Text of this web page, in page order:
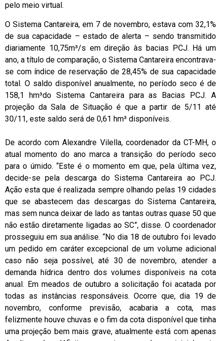
pelo meio virtual.
O Sistema Cantareira, em 7 de novembro, estava com 32,1%
de sua capacidade – estado de alerta – sendo transmitido
diariamente 10,75m³/s em direção às bacias PCJ. Há um
ano, a título de comparação, o Sistema Cantareira encontrava-
se com índice de reservação de 28,45% de sua capacidade
total. O saldo disponível anualmente, no período seco é de
158,1 hm³do Sistema Cantareira para as Bacias PCJ. A
projeção da Sala de Situação é que a partir de 5/11 até
30/11, este saldo será de 0,61 hm³ disponíveis.
De acordo com Alexandre Vilella, coordenador da CT-MH, o
atual momento do ano marca a transição do período seco
para o úmido. “Este é o momento em que, pela última vez,
decide-se pela descarga do Sistema Cantareira ao PCJ.
Ação esta que é realizada sempre olhando pelas 19 cidades
que se abastecem das descargas do Sistema Cantareira,
mas sem nunca deixar de lado as tantas outras quase 50 que
não estão diretamente ligadas ao SC”, disse. O coordenador
prosseguiu em sua análise. “No dia 18 de outubro foi levado
um pedido em caráter excepcional de um volume adicional
caso não seja possível, até 30 de novembro, atender a
demanda hídrica dentro dos volumes disponíveis na cota
anual. Em meados de outubro a solicitação foi acatada por
todas as instâncias responsáveis. Ocorre que, dia 19 de
novembro, conforme previsão, acabaria a cota, mas
felizmente houve chuvas e o fim da cota disponível que tinha
uma projeção bem mais grave, atualmente está com apenas